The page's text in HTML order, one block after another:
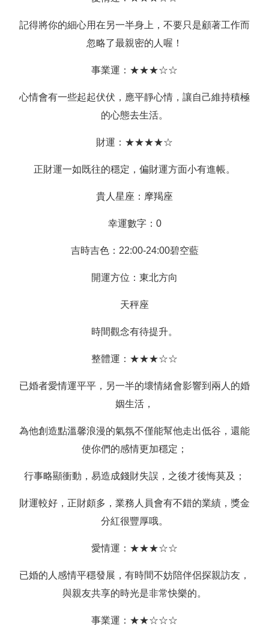
記得將你的細心用在另一半身上，不要只是顧著工作而
忽略了最親密的人喔！
事業運：★★★☆☆
心情會有一些起起伏伏，應平靜心情，讓自己維持積極
的心態去生活。
財運：★★★★☆
正財運一如既往的穩定，偏財運方面小有進帳。
貴人星座：摩羯座
幸運數字：0
吉時吉色：22:00-24:00碧空藍
開運方位：東北方向
天秤座
時間觀念有待提升。
整體運：★★★☆☆
已婚者愛情運平平，另一半的壞情緒會影響到兩人的婚
姻生活，
為他創造點溫馨浪漫的氣氛不僅能幫他走出低谷，還能
使你們的感情更加穩定；
行事略顯衝動，易造成錢財失誤，之後才後悔莫及；
財運較好，正財頗多，業務人員會有不錯的業績，獎金
分紅很豐厚哦。
愛情運：★★★☆☆
已婚的人感情平穩發展，有時間不妨陪伴侶探親訪友，
與親友共享的時光是非常快樂的。
事業運：★★☆☆☆